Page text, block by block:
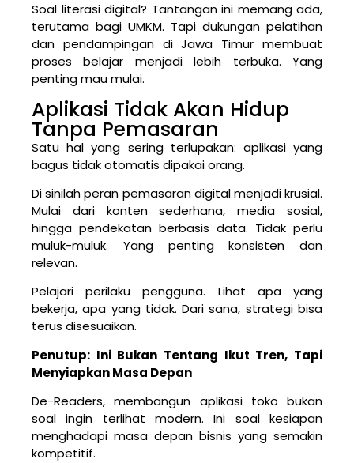
Soal literasi digital? Tantangan ini memang ada,
terutama bagi UMKM. Tapi dukungan pelatihan
dan pendampingan di Jawa Timur membuat
proses belajar menjadi lebih terbuka. Yang
penting mau mulai.
Aplikasi Tidak Akan Hidup
Tanpa Pemasaran
Satu hal yang sering terlupakan: aplikasi yang
bagus tidak otomatis dipakai orang.
Di sinilah peran pemasaran digital menjadi krusial.
Mulai dari konten sederhana, media sosial,
hingga pendekatan berbasis data. Tidak perlu
muluk-muluk. Yang penting konsisten dan
relevan.
Pelajari perilaku pengguna. Lihat apa yang
bekerja, apa yang tidak. Dari sana, strategi bisa
terus disesuaikan.
Penutup: Ini Bukan Tentang Ikut Tren, Tapi
Menyiapkan Masa Depan
De-Readers, membangun aplikasi toko bukan
soal ingin terlihat modern. Ini soal kesiapan
menghadapi masa depan bisnis yang semakin
kompetitif.